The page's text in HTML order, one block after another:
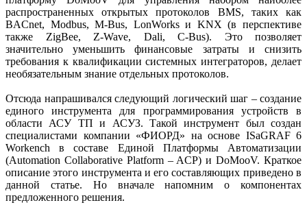
распространенных открытых протоколов BMS, таких как
BACnet, Modbus, M‑Bus, LonWorks и KNX (в перспективе
также ZigBee, Z‑Wave, Dali, C‑Bus). Это позволяет
значительно уменьшить финансовые затраты и снизить
требования к квалификации системных интеграторов, делает
необязательным знание отдельных протоколов.
Отсюда напрашивался следующий логический шаг – создание
единого инструмента для программирования устройств в
области АСУ ТП и АСУЗ. Такой инструмент был создан
специалистами компании «ФИОРД» на основе ISaGRAF 6
Workench в составе Единой Платформы Автоматизации
(Automation Collaborative Platform – ACP) и DoMooV. Краткое
описание этого инструмента и его составляющих приведено в
данной статье. Но вначале напомним о компонентах
предложенного решения.